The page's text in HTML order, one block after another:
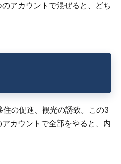
アカウントで混ぜると、どち
住の促進、観光の誘致。この3
カウントで全部をやると、内